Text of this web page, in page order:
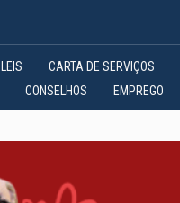
LEIS CARTA DE SERVIÇOS
CONSELHOS EMPREGO